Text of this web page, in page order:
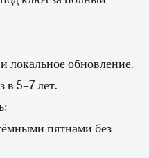
локальное обновление.
в 5–7 лет.
пятнами без